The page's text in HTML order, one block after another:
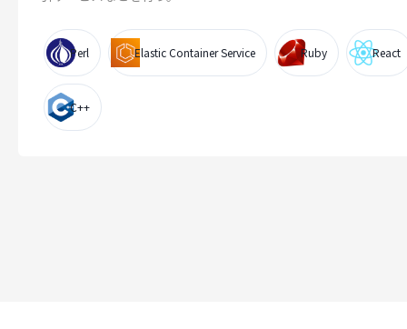
Perl Elastic Container Service Ruby React
C++